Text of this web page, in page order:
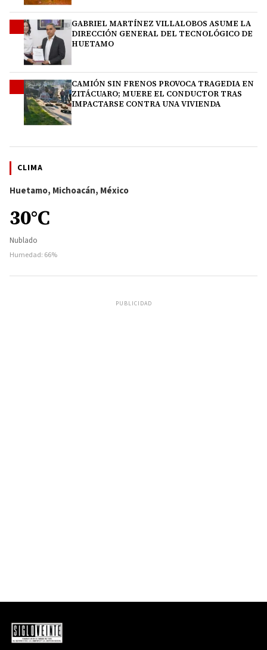
GABRIEL MARTÍNEZ VILLALOBOS ASUME LA
DIRECCIÓN GENERAL DEL TECNOLÓGICO DE
HUETAMO
CAMIÓN SIN FRENOS PROVOCA TRAGEDIA EN
ZITÁCUARO; MUERE EL CONDUCTOR TRAS
IMPACTARSE CONTRA UNA VIVIENDA
CLIMA
Huetamo, Michoacán, México
30°C
Nublado
Humedad: 66%
PUBLICIDAD